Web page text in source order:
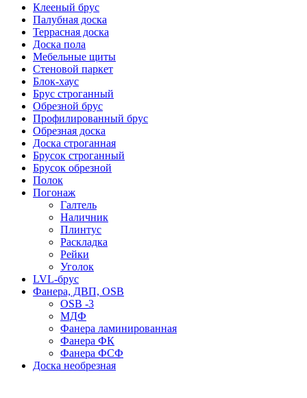
Клееный брус
Палубная доска
Террасная доска
Доска пола
Мебельные щиты
Стеновой паркет
Блок-хаус
Брус строганный
Обрезной брус
Профилированный брус
Обрезная доска
Доска строганная
Брусок строганный
Брусок обрезной
Полок
Погонаж
Галтель
Наличник
Плинтус
Раскладка
Рейки
Уголок
LVL-брус
Фанера, ДВП, OSB
OSB -3
МДФ
Фанера ламинированная
Фанера ФК
Фанера ФСФ
Доска необрезная